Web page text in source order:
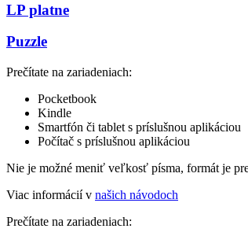
LP platne
Puzzle
Prečítate na zariadeniach:
Pocketbook
Kindle
Smartfón či tablet s príslušnou aplikáciou
Počítač s príslušnou aplikáciou
Nie je možné meniť veľkosť písma, formát je
Viac informácií v našich návodoch
Prečítate na zariadeniach: